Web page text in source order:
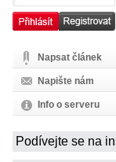
Napsat článek
Napište nám
Info o serveru
Podívejte se na